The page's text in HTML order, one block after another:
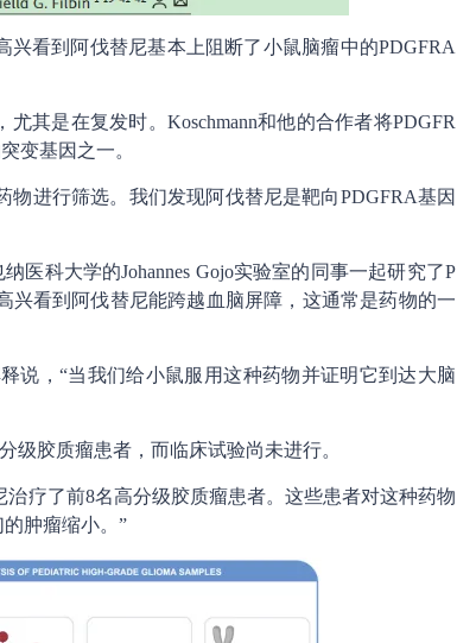
兴看到阿伐替尼基本上阻断了小鼠脑瘤中的PDGFRA
其是在复发时。Koschmann和他的合作者将PDGFR
变基因之一。
物进行筛选。我们发现阿伐替尼是靶向PDGFRA基因
医科大学的Johannes Gojo实验室的同事一起研究了P
兴看到阿伐替尼能跨越血脑屏障，这通常是药物的一
说，“当我们给小鼠服用这种药物并证明它到达大脑
级胶质瘤患者，而临床试验尚未进行。
疗了前8名高分级胶质瘤患者。这些患者对这种药物
肿瘤缩小。”